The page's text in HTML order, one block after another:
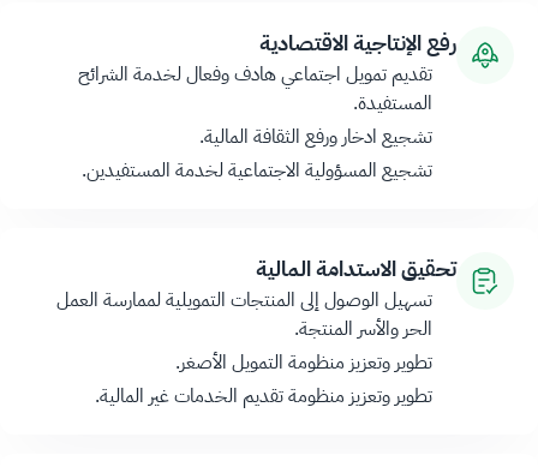
رفع الإنتاجية الاقتصادية
تقديم تمويل اجتماعي هادف وفعال لخدمة الشرائح
المستفيدة.
تشجيع ادخار ورفع الثقافة المالية.
تشجيع المسؤولية الاجتماعية لخدمة المستفيدين.
تحقيق الاستدامة المالية
تسهيل الوصول إلى المنتجات التمويلية لممارسة العمل
الحر والأسر المنتجة.
تطوير وتعزيز منظومة التمويل الأصغر.
تطوير وتعزيز منظومة تقديم الخدمات غير المالية.